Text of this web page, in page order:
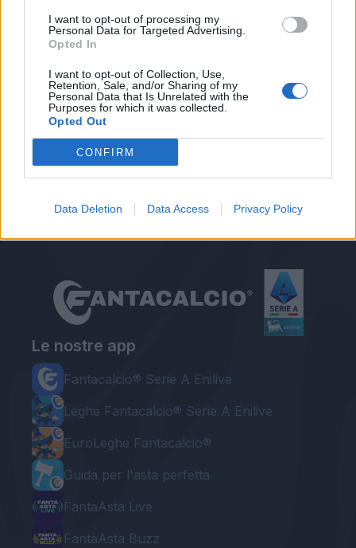
I want to opt-out of processing my
Personal Data for Targeted Advertising.
Opted In
I want to opt-out of Collection, Use,
Retention, Sale, and/or Sharing of my
Personal Data that Is Unrelated with the
Purposes for which it was collected.
Opted Out
CONFIRM
Data Deletion Data Access Privacy Policy
momento del Genoa, certamente non
entusiasmante. E' ancora in tempo, Diego
Perotti. Per far cosa, però, spetta a voi
fantallenatori deciderlo...
Autore
Le nostre app
Fantacalcio® Serie A Enilive
Leghe Fantacalcio® Serie A Enilive
EuroLeghe Fantacalcio®
Guida per l'asta perfetta
FantaAsta Live
FantaAsta Buzz